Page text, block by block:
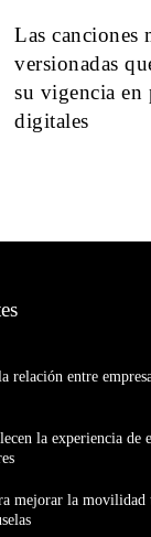
Las canciones
versionadas
su vigencia en
digitales
relación entre
la experiencia de
mejorar la movilidad